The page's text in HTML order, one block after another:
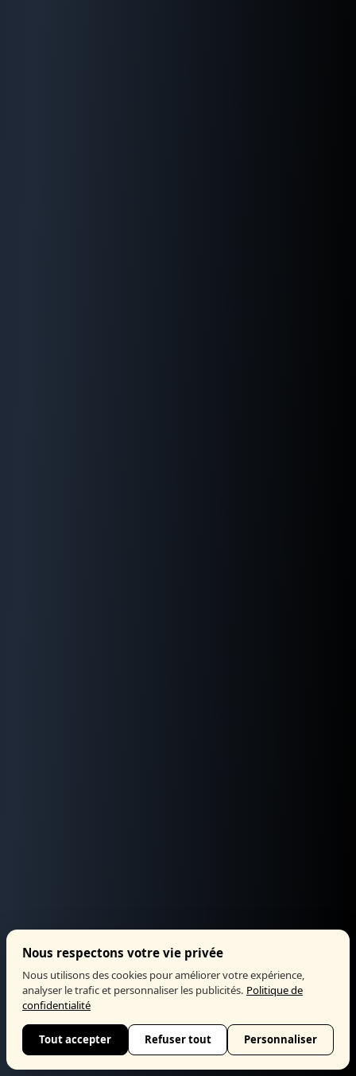
Nous respectons votre vie privée
Nous utilisons des cookies pour améliorer votre expérience,
analyser le trafic et personnaliser les publicités. Politique de
confidentialité
Tout accepter Refuser tout Personnaliser